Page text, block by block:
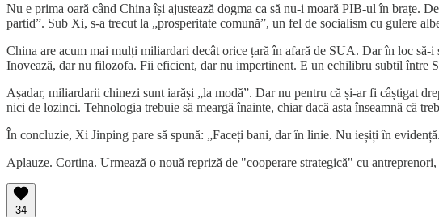
Nu e prima oară când China își ajustează dogma ca să nu-i moară PIB-ul în brațe.
partid”. Sub Xi, s-a trecut la „prosperitate comună”, un fel de socialism cu gulere
China are acum mai mulți miliardari decât orice țară în afară de SUA. Dar în loc
Inovează, dar nu filozofa. Fii eficient, dar nu impertinent. E un echilibru subtil între
Așadar, miliardarii chinezi sunt iarăși „la modă”. Dar nu pentru că și-ar fi câștigat
nici de lozinci. Tehnologia trebuie să meargă înainte, chiar dacă asta înseamnă că
În concluzie, Xi Jinping pare să spună: „Faceți bani, dar în linie. Nu ieșiți în
Aplauze. Cortina. Urmează o nouă repriză de "cooperare strategică" cu
34